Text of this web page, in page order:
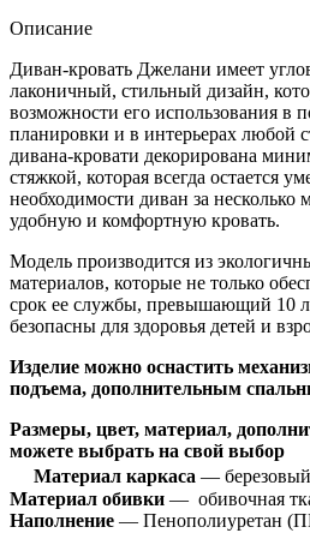
Описание
Диван-кровать Джелани имеет
лаконичный, стильный дизайн,
возможности его использования в
планировки и в интерьерах любой
дивана-кровати декорирована
стяжкой, которая всегда остается
необходимости диван за несколько
удобную и комфортную кровать.
Модель производится из
материалов, которые не только
срок ее службы, превышающий 10
безопасны для здоровья детей и
Изделие можно оснастить
подъема, дополнительным
Размеры, цвет, материал,
можете выбрать на свой выбор
Материал каркаса — березовый
Материал обивки — обивочная
Наполнение — Пенополиуретан